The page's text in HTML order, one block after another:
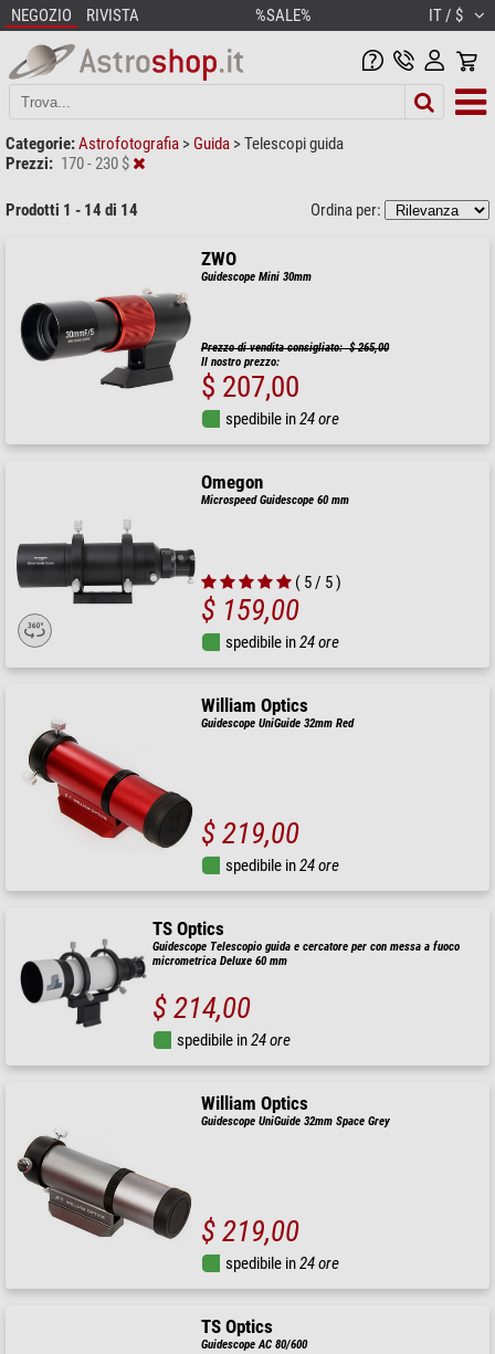
NEGOZIO RIVISTA %SALE% IT / $
Categorie:Astrofotografia > Guida >Telescopi guida
Prezzi: 170 - 230 $
Prodotti 1 - 14 di 14 Ordina per:
ZWO
Guidescope Mini 30mm
Prezzo di vendita consigliato: $ 265,00
Il nostro prezzo:
$ 207,00
spedibile in24 ore
Omegon
Microspeed Guidescope 60 mm
( 5 / 5 )
$ 159,00
spedibile in24 ore
William Optics
Guidescope UniGuide 32mm Red
$ 219,00
spedibile in24 ore
TS Optics
Guidescope Telescopio guida e cercatore per con messa a fuoco
micrometrica Deluxe 60 mm
$ 214,00
spedibile in24 ore
William Optics
Guidescope UniGuide 32mm Space Grey
$ 219,00
spedibile in24 ore
TS Optics
Guidescope AC 80/600